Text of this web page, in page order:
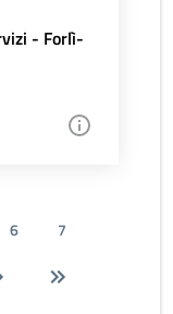
- Forlì-
6
7